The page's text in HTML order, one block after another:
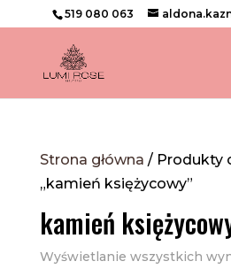
519 080 063
Strona główna / Produkty
„kamień księżycowy”
kamień
Wyświetlanie wszystkich